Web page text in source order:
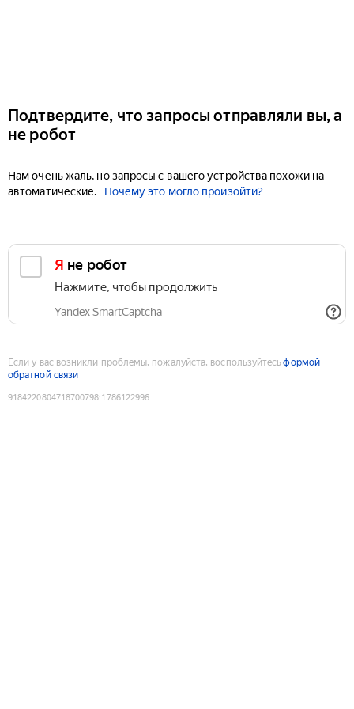
Подтвердите, что запросы отправляли вы, а
не робот
Нам очень жаль, но запросы с вашего устройства похожи на
автоматические.
Почему это могло произойти?
Я не робот
Нажмите, чтобы продолжить
Yandex SmartCaptcha
Если у вас возникли проблемы, пожалуйста, воспользуйтесьформой
обратной связи
9184220804718700798:1786122996